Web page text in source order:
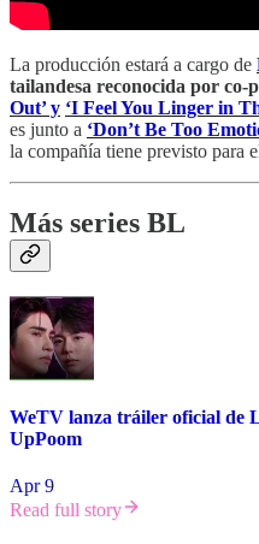
La producción estará a cargo de
tailandesa reconocida por co-
Out’ y ‘I Feel You Linger in
es junto a ‘Don’t Be Too
la compañía tiene previsto para
Más series BL
WeTV lanza tráiler oficial de
UpPoom
Apr 9
Read full story